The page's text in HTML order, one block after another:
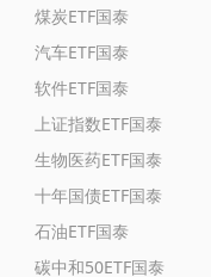
煤炭ETF国泰
汽车ETF国泰
软件ETF国泰
上证指数ETF国泰
生物医药ETF国泰
十年国债ETF国泰
石油ETF国泰
碳中和50ETF国泰